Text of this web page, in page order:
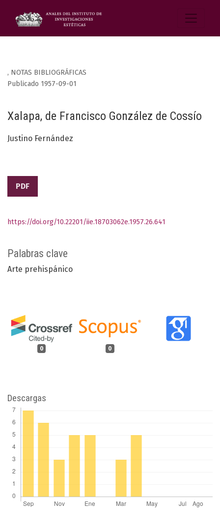
, NOTAS BIBLIOGRÁFICAS
Xalapa, de Francisco González de Cossío
Publicado 1957-09-01
Justino Fernández
PDF
Palabras clave
Arte prehispánico
0 0
https://doi.org/10.22201/iie.18703062e.1957.26.641
Descargas